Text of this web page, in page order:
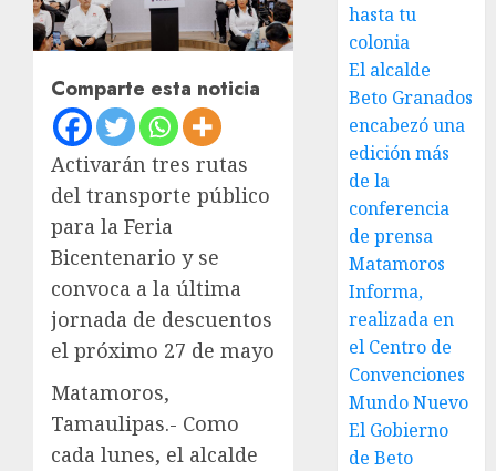
Comparte esta noticia
Activarán tres rutas
del transporte público
para la Feria
Bicentenario y se
convoca a la última
jornada de descuentos
el próximo 27 de mayo
Matamoros,
Tamaulipas.- Como
cada lunes, el alcalde
hasta tu
colonia
El alcalde
Beto Granados
encabezó una
edición más
de la
conferencia
de prensa
Matamoros
Informa,
realizada en
el Centro de
Convenciones
Mundo Nuevo
El Gobierno
de Beto